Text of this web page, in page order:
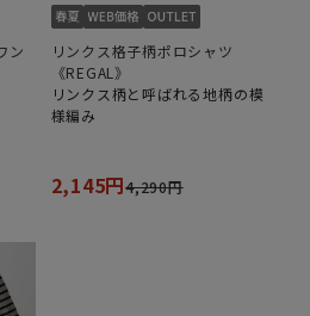
ン
リンクス格子柄ポロシャツ
《REGAL》
リンクス柄と呼ばれる地柄の模
様編み
2,145円4,290円